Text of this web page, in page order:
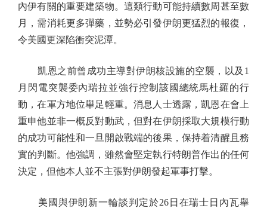
內伊有關的重要建築物。這類行動可能持續數周甚至數
月，需消耗更多彈藥，並勢必引發伊朗更猛烈的報復，
令美國更深陷衝突泥潭。
凱恩之前曾成功主導對伊朗核設施的空襲，以及1
月閃電突襲委內瑞拉並強行控制該國總統馬杜羅的行
動，在軍方地位舉足輕重。消息人士透露，凱恩在會上
重申他並非一概反對動武，但對在伊朗採取大規模行動
的成功可能性和一旦開啟戰端的後果，保持着清醒且務
實的判斷。他強調，雖然會堅定執行特朗普作出的任何
決定，但他本人並不主張對伊朗發起軍事打擊。
美國與伊朗新一輪談判定於26日在瑞士日內瓦舉